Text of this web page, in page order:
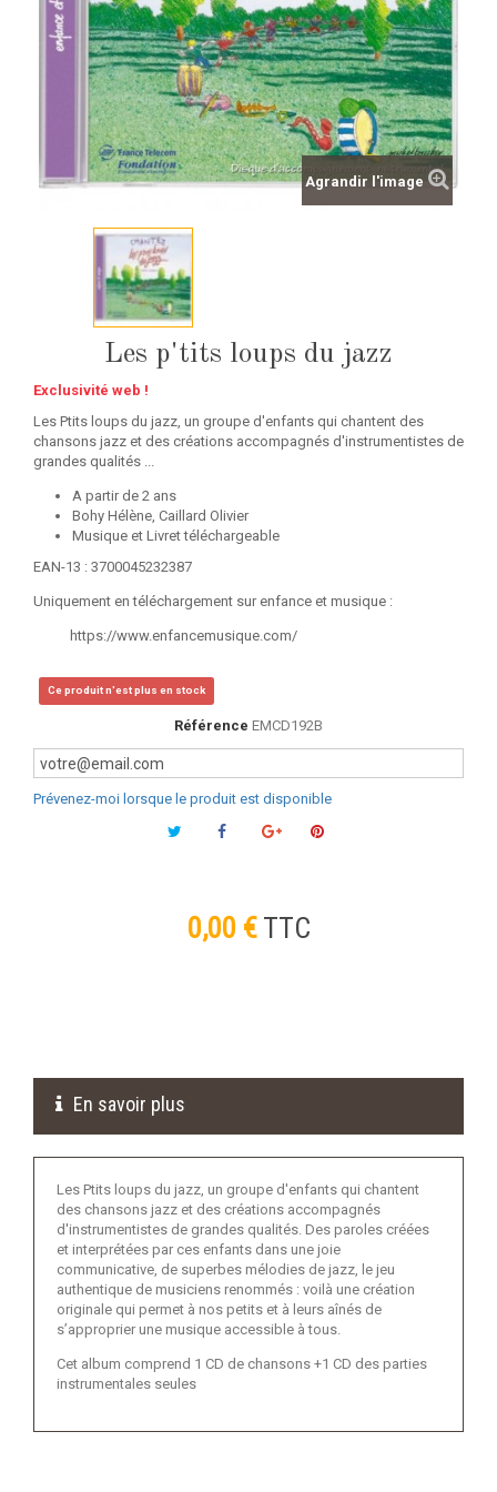
Agrandir l'image
Les p'tits loups du jazz
Exclusivité web !
Les Ptits loups du jazz, un groupe d'enfants qui chantent des
chansons jazz et des créations accompagnés d'instrumentistes de
grandes qualités ...
A partir de 2 ans
Bohy Hélène, Caillard Olivier
Musique et Livret téléchargeable
EAN-13 : 3700045232387
Uniquement en téléchargement sur enfance et musique :
https://www.enfancemusique.com/
Ce produit n'est plus en stock
Référence EMCD192B
Prévenez-moi lorsque le produit est disponible
0,00 €TTC
En savoir plus
Les Ptits loups du jazz, un groupe d'enfants qui chantent
des chansons jazz et des créations accompagnés
d'instrumentistes de grandes qualités. Des paroles créées
et interprétées par ces enfants dans une joie
communicative, de superbes mélodies de jazz, le jeu
authentique de musiciens renommés : voilà une création
originale qui permet à nos petits et à leurs aînés de
s’approprier une musique accessible à tous.
Cet album comprend 1 CD de chansons +1 CD des parties
instrumentales seules